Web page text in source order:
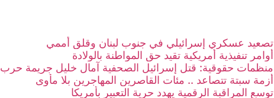
تصعيد عسكري إسرائيلي في جنوب لبنان وقلق أممي
أوامر تنفيذية أمريكية تقيد حق المواطنة بالولادة
منظمات حقوقية: قتل إسرائيل الصحفية آمال خليل جريمة حرب
أزمة سبتة تتصاعد .. مئات القاصرين المهاجرين بلا مأوى
توسع المراقبة الرقمية يهدد حرية التعبير بأمريكا